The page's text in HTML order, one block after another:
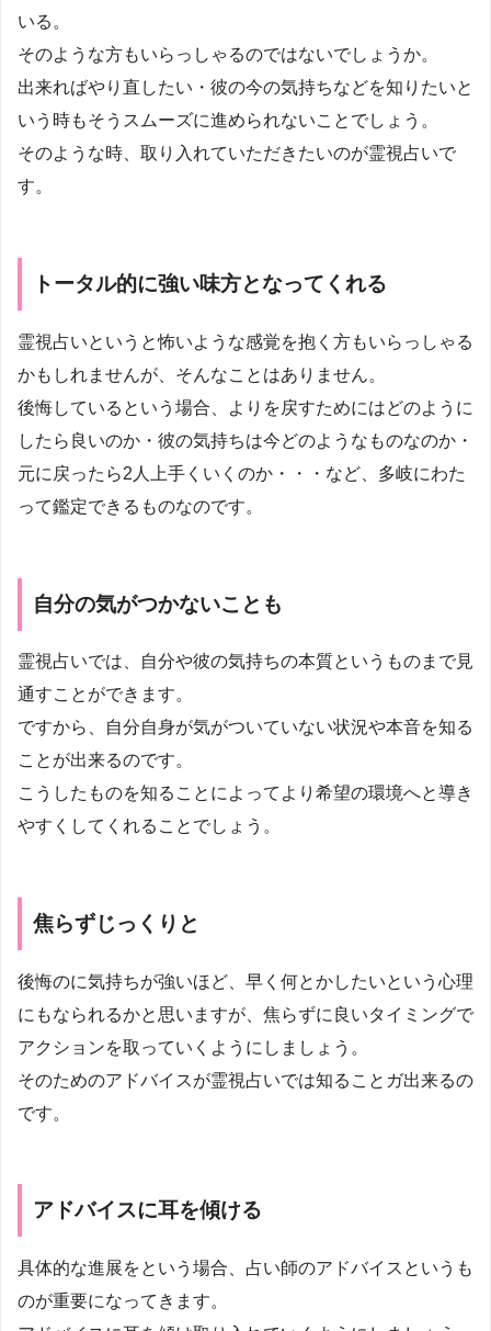
いる。
そのような方もいらっしゃるのではないでしょうか。
出来ればやり直したい・彼の今の気持ちなどを知りたいと
いう時もそうスムーズに進められないことでしょう。
そのような時、取り入れていただきたいのが霊視占いで
す。
トータル的に強い味方となってくれる
霊視占いというと怖いような感覚を抱く方もいらっしゃる
かもしれませんが、そんなことはありません。
後悔しているという場合、よりを戻すためにはどのように
したら良いのか・彼の気持ちは今どのようなものなのか・
元に戻ったら2人上手くいくのか・・・など、多岐にわた
って鑑定できるものなのです。
自分の気がつかないことも
霊視占いでは、自分や彼の気持ちの本質というものまで見
通すことができます。
ですから、自分自身が気がついていない状況や本音を知る
ことが出来るのです。
こうしたものを知ることによってより希望の環境へと導き
やすくしてくれることでしょう。
焦らずじっくりと
後悔のに気持ちが強いほど、早く何とかしたいという心理
にもなられるかと思いますが、焦らずに良いタイミングで
アクションを取っていくようにしましょう。
そのためのアドバイスが霊視占いでは知ることガ出来るの
です。
アドバイスに耳を傾ける
具体的な進展をという場合、占い師のアドバイスというも
のが重要になってきます。